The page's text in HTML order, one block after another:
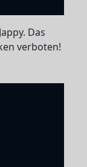
Das
verboten!